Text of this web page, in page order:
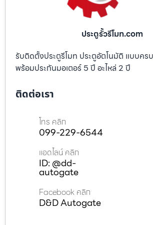
ประตูรั้วรีโมท.com
รับติดตั้งประตูรีโมท ประตูอัตโนมัติ แบบคร
พร้อมประกันมอเตอร์ 5 ปี อะไหล่ 2 ปี
ติดต่อเรา
โทร คลิก
099-229-6544
แอดไลน์ คลิก
ID: @dd-
autogate
Facebook คลิก
D&D Autogate